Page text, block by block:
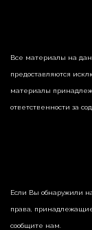
Все материалы на
предоставляются
материалы
ответственности за
Если Вы обнаружили
права,
сообщите нам.